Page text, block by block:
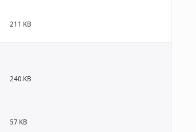
211 KB
240 KB
57 KB